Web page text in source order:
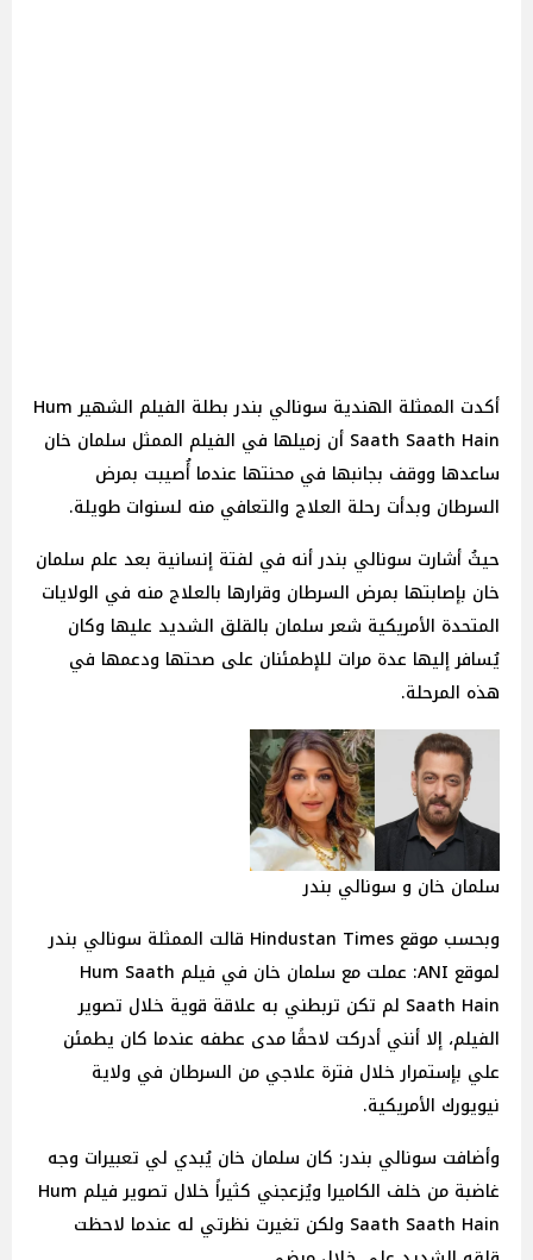
أكدت الممثلة الهندية سونالي بندر بطلة الفيلم الشهير Hum
Saath Saath Hain أن زميلها في الفيلم الممثل سلمان خان
ساعدها ووقف بجانبها في محنتها عندما أُصيبت بمرض
السرطان وبدأت رحلة العلاج والتعافي منه لسنوات طويلة.
حيثُ أشارت سونالي بندر أنه في لفتة إنسانية بعد علم سلمان
خان بإصابتها بمرض السرطان وقرارها بالعلاج منه في الولايات
المتحدة الأمريكية شعر سلمان بالقلق الشديد عليها وكان
يُسافر إليها عدة مرات للإطمئنان على صحتها ودعمها في
هذه المرحلة.
سلمان خان و سونالي بندر
وبحسب موقع Hindustan Times قالت الممثلة سونالي بندر
لموقع ANI: عملت مع سلمان خان في فيلم Hum Saath
Saath Hain لم تكن تربطني به علاقة قوية خلال تصوير
الفيلم، إلا أنني أدركت لاحقًا مدى عطفه عندما كان يطمئن
علي بإستمرار خلال فترة علاجي من السرطان في ولاية
نيويورك الأمريكية.
وأضافت سونالي بندر: كان سلمان خان يُبدي لي تعبيرات وجه
غاضبة من خلف الكاميرا ويُزعجني كثيراً خلال تصوير فيلم Hum
Saath Saath Hain ولكن تغيرت نظرتي له عندما لاحظت